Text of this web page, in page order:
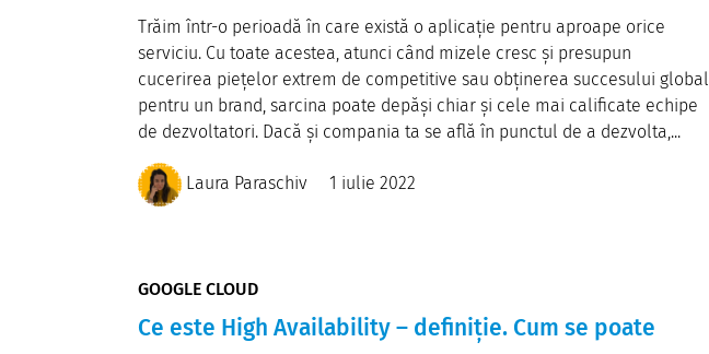
Trăim într-o perioadă în care există o aplicație pentru aproape orice
serviciu. Cu toate acestea, atunci când mizele cresc și presupun
cucerirea piețelor extrem de competitive sau obținerea succesului global
pentru un brand, sarcina poate depăși chiar și cele mai calificate echipe
de dezvoltatori. Dacă și compania ta se află în punctul de a dezvolta,...
Laura Paraschiv 1 iulie 2022
GOOGLE CLOUD
Ce este High Availability – definiție. Cum se poate